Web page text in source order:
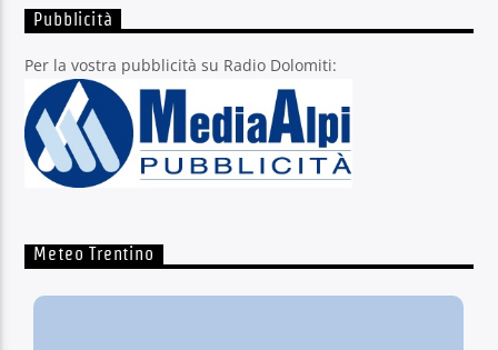
Pubblicità
Per la vostra pubblicità su Radio Dolomiti:
Meteo Trentino